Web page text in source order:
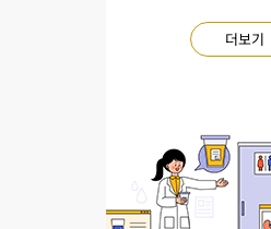
더보기